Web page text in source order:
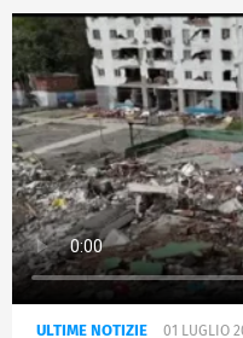
ULTIME NOTIZIE 01 LUGLIO